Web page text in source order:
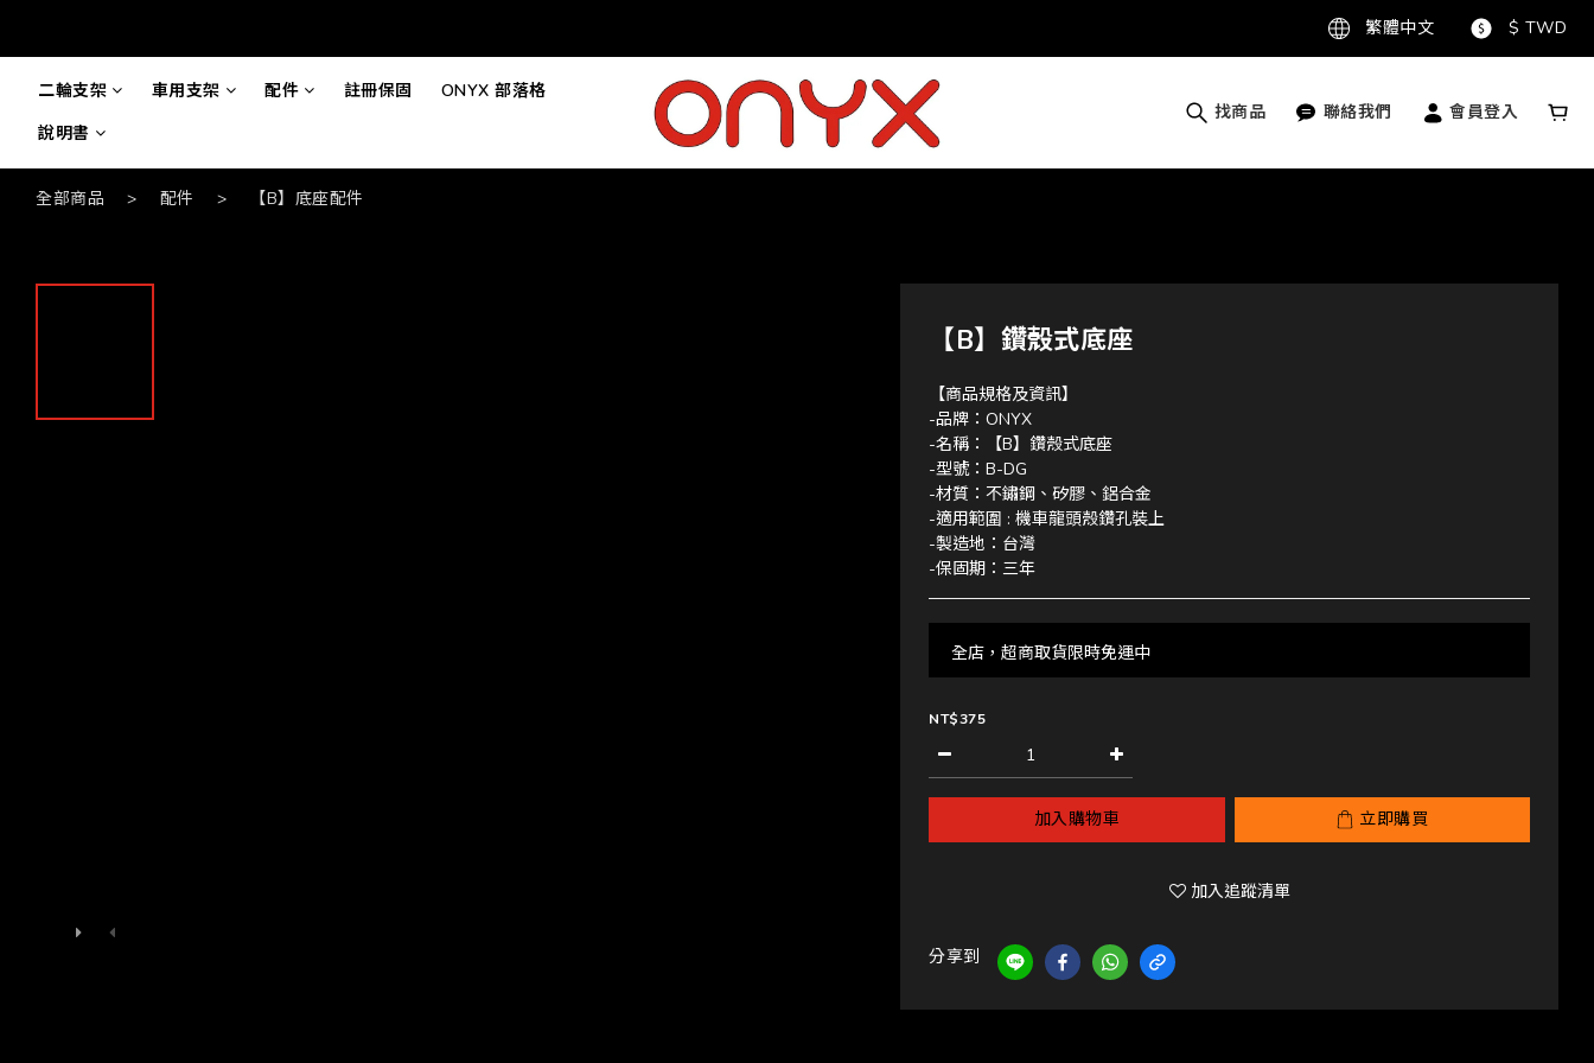
繁體中文 $ TWD
二輪支架 車用支架 配件 註冊保固
ONYX 部落格
說明書
找商品 聯絡我們 會員登入
全部商品 > 配件 > 【B】底座配件
【B】鑽殼式底座
【商品規格及資訊】
-品牌：ONYX
-名稱：【B】鑽殼式底座
-型號：B-DG
-材質：不鏽鋼、矽膠、鋁合金
-適用範圍 : 機車龍頭殼鑽孔裝上
-製造地：台灣
-保固期：三年
全店，超商取貨限時免運中
NT$375
加入購物車 立即購買
加入追蹤清單
分享到